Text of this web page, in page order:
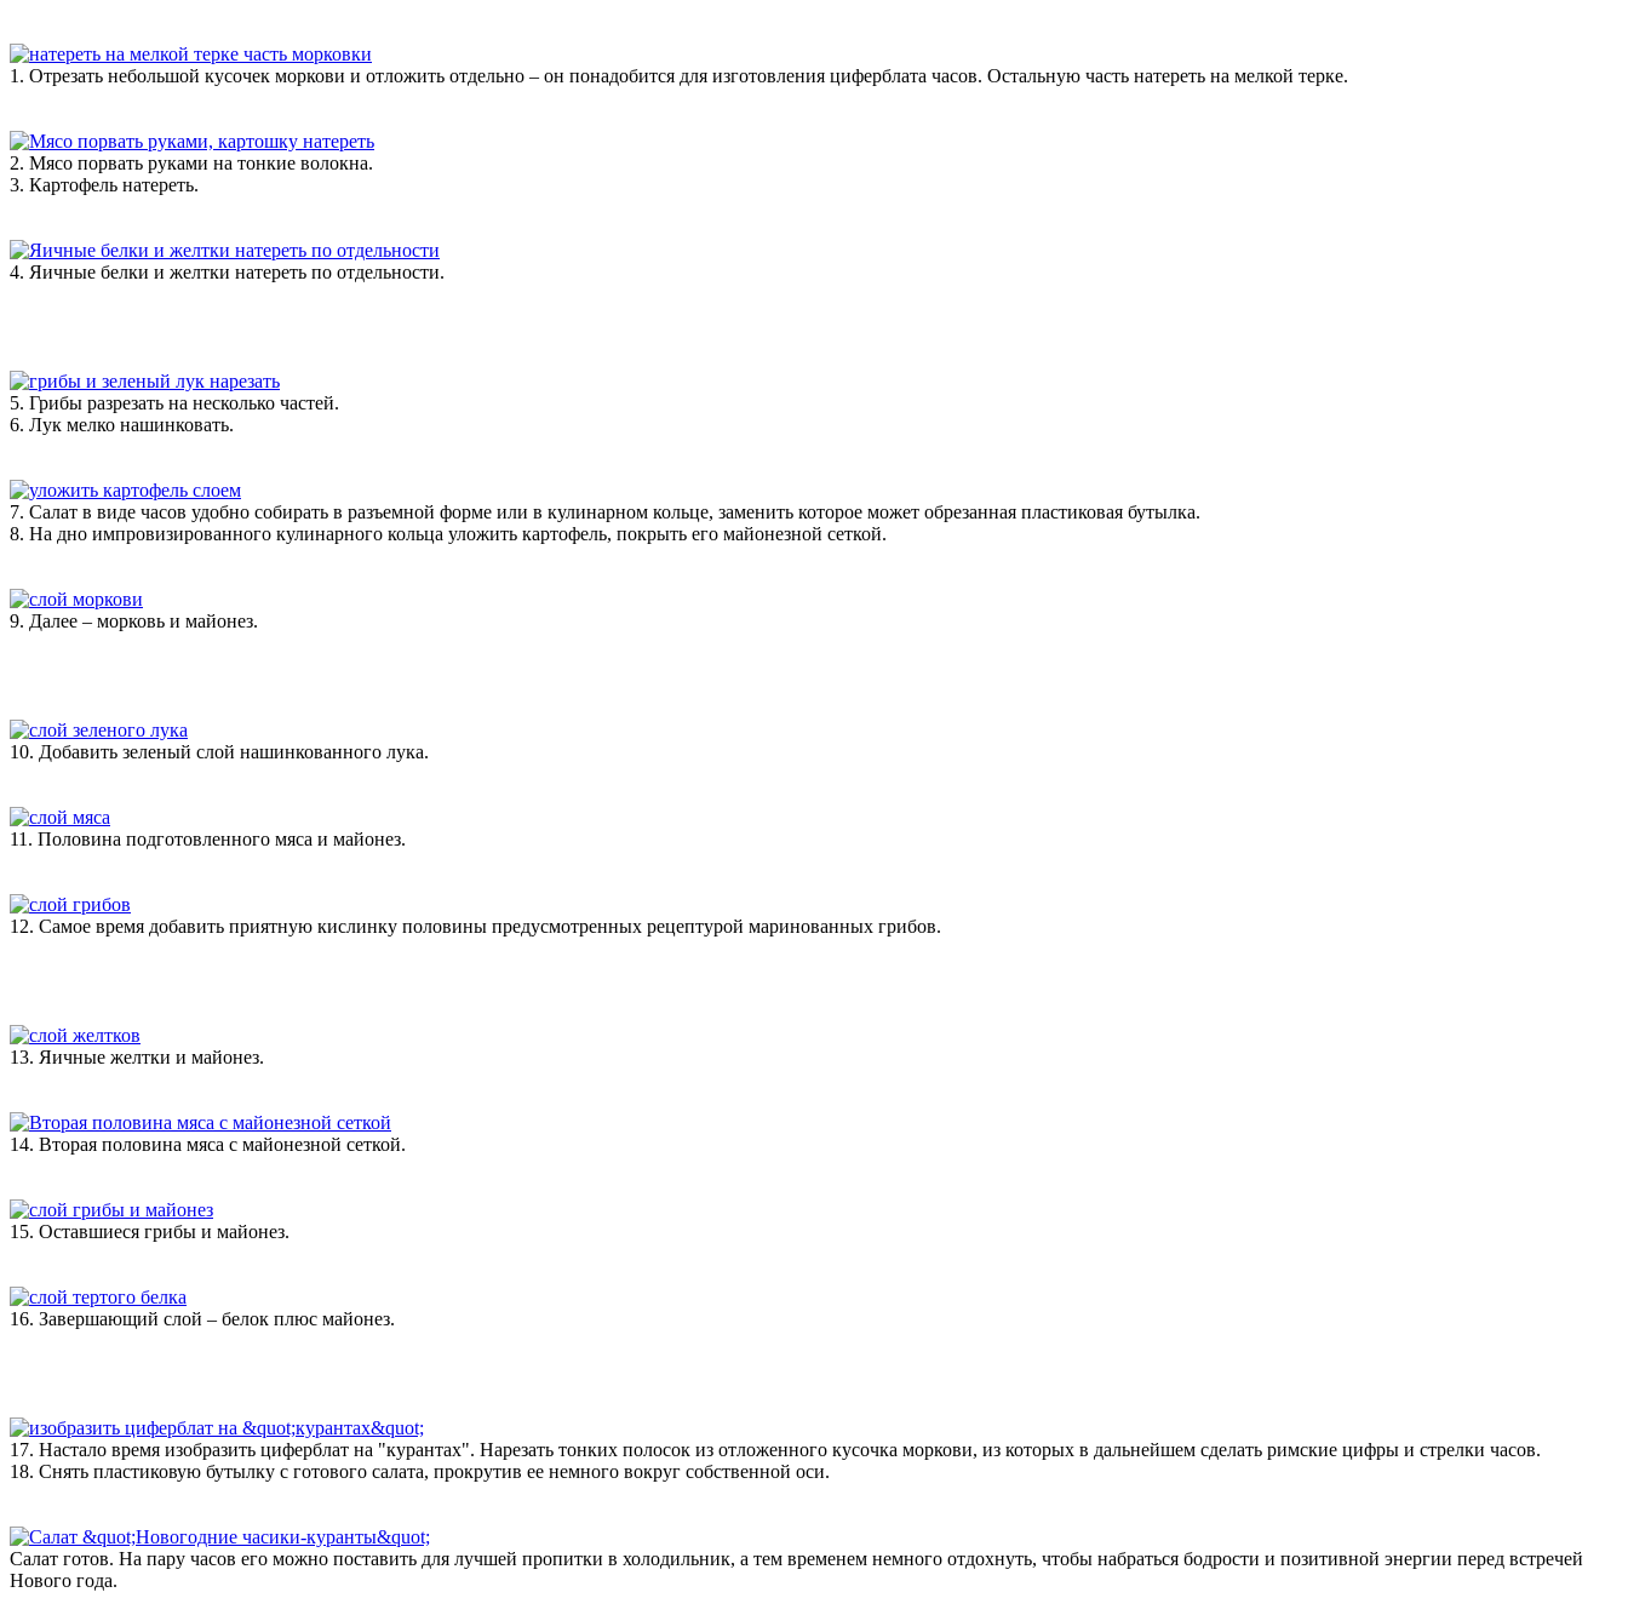
1. Отрезать небольшой кусочек моркови и отложить отдельно – он понадобится для изготовления циферблата часов. Остальную часть натереть на мелкой терке.
2. Мясо порвать руками на тонкие волокна.
3. Картофель натереть.
4. Яичные белки и желтки натереть по отдельности.
5. Грибы разрезать на несколько частей.
6. Лук мелко нашинковать.
7. Салат в виде часов удобно собирать в разъемной форме или в кулинарном кольце, заменить которое может обрезанная пластиковая бутылка.
8. На дно импровизированного кулинарного кольца уложить картофель, покрыть его майонезной сеткой.
9. Далее – морковь и майонез.
10. Добавить зеленый слой нашинкованного лука.
11. Половина подготовленного мяса и майонез.
12. Самое время добавить приятную кислинку половины предусмотренных рецептурой маринованных грибов.
13. Яичные желтки и майонез.
14. Вторая половина мяса с майонезной сеткой.
15. Оставшиеся грибы и майонез.
16. Завершающий слой – белок плюс майонез.
17. Настало время изобразить циферблат на "курантах". Нарезать тонких полосок из отложенного кусочка моркови, из которых в дальнейшем сделать римские цифры и стрелки часов.
18. Снять пластиковую бутылку с готового салата, прокрутив ее немного вокруг собственной оси.
Салат готов. На пару часов его можно поставить для лучшей пропитки в холодильник, а тем временем немного отдохнуть, чтобы набраться бодрости и позитивной энергии перед встречей
Нового года.